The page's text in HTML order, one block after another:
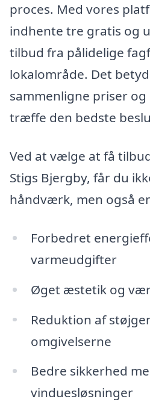
proces. Med vores
indhente tre gratis og
tilbud fra pålidelige
lokalområde. Det
sammenligne priser
træffe den bedste
Ved at vælge at få
Stigs Bjergby, får du
håndværk, men også
Forbedret
varmeudgifter
Øget æstetik og
Reduktion af
omgivelserne
Bedre sikkerhed
vinduesløsninger